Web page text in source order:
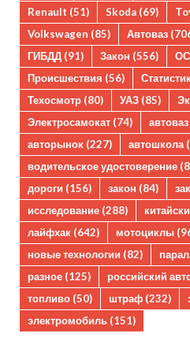
Renault (51) Skoda (69)
Volkswagen (85) Автоваз
ГИБДД (91) Закон (556)
Происшествия (56)
Техосмотр (80) УАЗ (85)
Электросамокат (74) автоваз
авторынок (227) автошкола
водительское удостоверение
дороги (156) закон (84)
исследование (288)
лайфхак (642) мотоциклы
новые технологии (82)
разное (125) российский
топливо (50) штраф (232)
электромобиль (151)